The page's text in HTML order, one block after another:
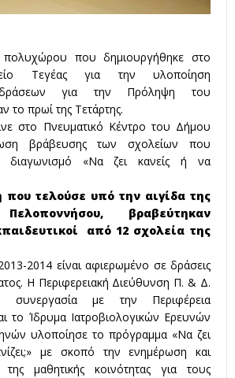
πολυχώρου που δημιουργήθηκε στο
Τεγέας για την υλοποίηση
δράσεων για την Πρόληψη του
το πρωί της Τετάρτης.
στο Πνευματικό Κέντρο του Δήμου
βράβευσης των σχολείων που
διαγωνισμό «Να ζει κανείς ή να
τελούσε υπό την αιγίδα της
Πελοποννήσου, βραβεύτηκαν
από 12 σχολεία της
2014 είναι αφιερωμένο σε δράσεις
Η Περιφερειακή Διεύθυνση Π. & Δ.
συνεργασία με την Περιφέρεια
το Ίδρυμα Ιατροβιολογικών Ερευνών
υλοποίησε το πρόγραμμα «Να ζει
με σκοπό την ενημέρωση και
της μαθητικής κοινότητας για τους